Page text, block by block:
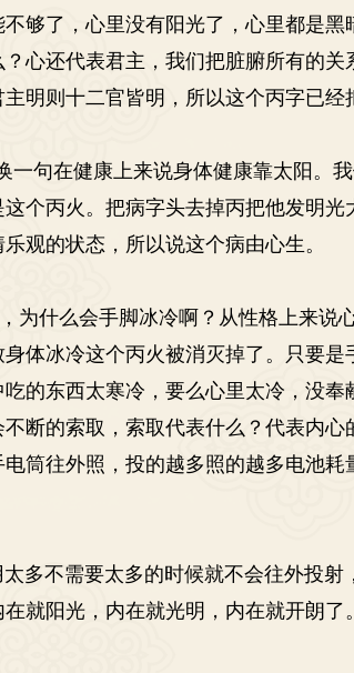
够了，心里没有阳光了，心里都是黑
心还代表君主，我们把脏腑所有的关
明则十二官皆明，所以这个丙字已经
句在健康上来说身体健康靠太阳。
个丙火。把病字头去掉丙把他发明光
观的状态，所以说这个病由心生。
什么会手脚冰冷啊？从性格上来说
体冰冷这个丙火被消灭掉了。只要是
的东西太寒冷，要么心里太冷，没奉
断的索取，索取代表什么？代表内心
筒往外照，投的越多照的越多电池耗
不需要太多的时候就不会往外投射
就阳光，内在就光明，内在就开朗了。